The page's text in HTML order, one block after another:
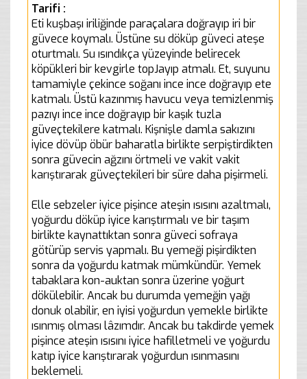
Tarifi :
Eti kuşbaşı iriliğinde paraçalara doğrayıp iri bir
güvece koymalı. Üstüne su döküp güveci ateşe
oturtmalı. Su ısındıkça yüzeyinde belirecek
köpükleri bir kevgirle topJayıp atmalı. Et, suyunu
tamamiyle çekince soğanı ince ince doğrayıp ete
katmalı. Üstü kazınmış havucu veya temizlenmiş
pazıyı ince ince doğrayıp bir kaşık tuzla
güveçtekilere katmalı. Kişnişle damla sakızını
iyice dövüp öbür baharatla birlikte serpiştirdikten
sonra güvecin ağzını örtmeli ve vakit vakit
karıştırarak güveçtekileri bir süre daha pişirmeli.
Elle sebzeler iyice pişince ateşin ısısını azaltmalı,
yoğurdu döküp iyice karıştırmalı ve bir taşım
birlikte kaynattıktan sonra güveci sofraya
götürüp servis yapmalı. Bu yemeği pişirdikten
sonra da yoğurdu katmak mümkündür. Yemek
tabaklara kon-auktan sonra üzerine yoğurt
dökülebilir. Ancak bu durumda yemeğin yağı
donuk olabilir, en iyisi yoğurdun yemekle birlikte
ısınmış olması lâzımdır. Ancak bu takdirde yemek
pişince ateşin ısısını iyice hafilletmeli ve yoğurdu
katıp iyice karıştırarak yoğurdun ısınmasını
beklemeli.